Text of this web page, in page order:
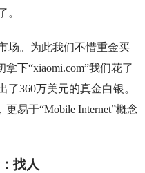
。
场。为此我们不惜重金买
下“xiaomi.com”我们花了
360万美元的真金白银。
易于“Mobile Internet”概念
找人